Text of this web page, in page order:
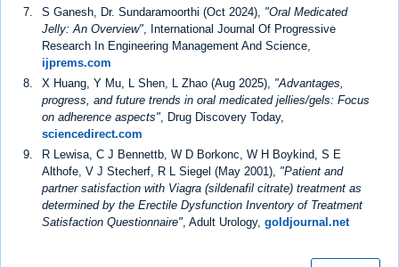
S Ganesh, Dr. Sundaramoorthi (Oct 2024), "Oral Medicated
Jelly: An Overview" , International Journal Of Progressive
Research In Engineering Management And Science,
ijprems.com
X Huang, Y Mu, L Shen, L Zhao (Aug 2025), "Advantages,
progress, and future trends in oral medicated jellies/gels: Focus
on adherence aspects" , Drug Discovery Today,
sciencedirect.com
R Lewisa, C J Bennettb, W D Borkonc, W H Boykind, S E
Althofe, V J Stecherf, R L Siegel (May 2001), "Patient and
partner satisfaction with Viagra (sildenafil citrate) treatment as
determined by the Erectile Dysfunction Inventory of Treatment
Satisfaction Questionnaire" , Adult Urology, goldjournal.net